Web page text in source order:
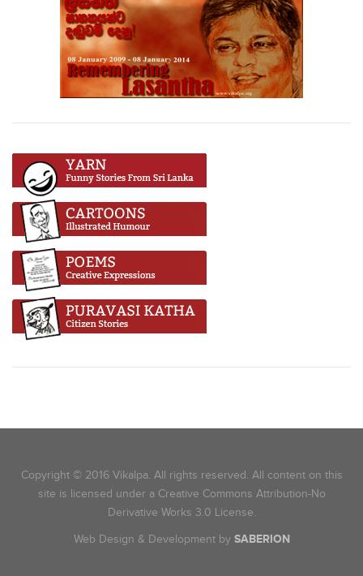
Copyright © 2016 Vikalpa. All rights reserved. All content on this
site is licensed under a Creative Commons Attribution-No
Derivative Works 3.0 License.
Web Design & Development by SABERION